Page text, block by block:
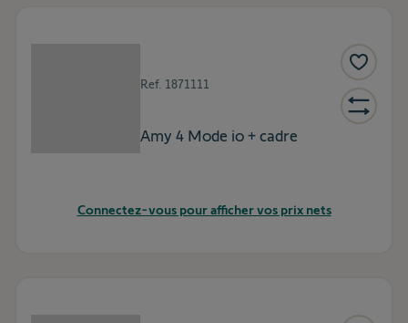
Ref. 1871111
Amy 4 Mode io + cadre
Connectez-vous pour afficher vos prix nets